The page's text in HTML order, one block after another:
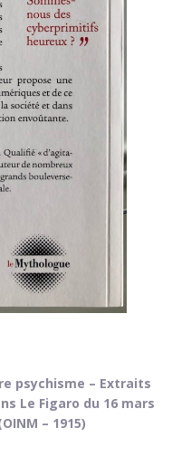
psychisme – Extraits
Le Figaro du 16 mars
– 1915)